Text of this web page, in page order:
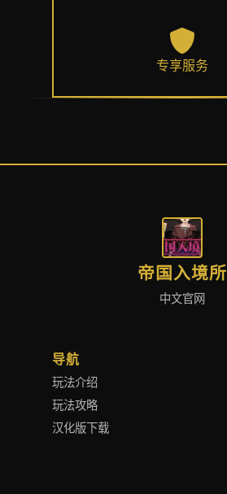
专享服务
帝国入境所
中文官网
导航
玩法介绍
玩法攻略
汉化版下载